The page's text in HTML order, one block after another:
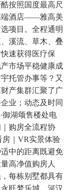
按照国度最高尺
端酒店——雅高美
项目。全程通明
溪流、草木、叠
速获得医疗保
市场平稳健康成
托管办事等？又
产集群汇聚了广
业；动态及时同
御湖颂售楼处电
购房全流程协
房｜VR实景体验
中的距离既避免
高净值购房人
每栋别墅都具有